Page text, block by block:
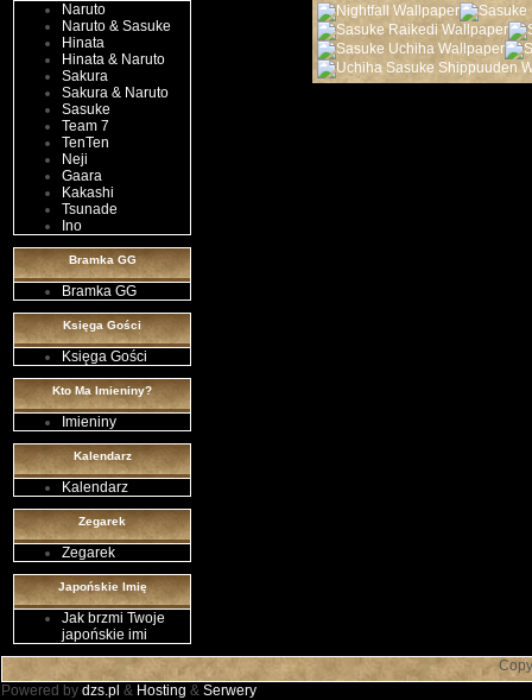
Naruto
Naruto & Sasuke
Hinata
Hinata & Naruto
Sakura
Sakura & Naruto
Sasuke
Team 7
TenTen
Neji
Gaara
Kakashi
Tsunade
Ino
Bramka GG
Bramka GG
Księga Gości
Księga Gości
Kto Ma Imieniny?
Imieniny
Kalendarz
Kalendarz
Zegarek
Zegarek
Japońskie Imię
Jak brzmi Twoje
japońskie imi
Powered by dzs.pl & Hosting & Serwery